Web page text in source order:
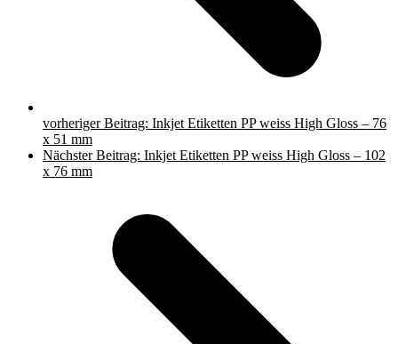
vorheriger Beitrag: Inkjet Etiketten PP weiss High Gloss – 76
x 51 mm
Nächster Beitrag: Inkjet Etiketten PP weiss High Gloss – 102
x 76 mm